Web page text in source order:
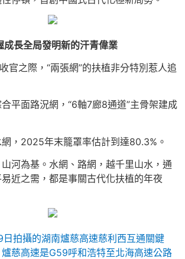
長全局發明新的汗青偉業
之際，“兩張網”的扶植非分特別惹人追
面路況網，“6軸7廊8通道”主骨架建成
2025年末籠罩率估計到達80.3%。
為基。水網、路網，越千里山水，通
近之需，都是事關古代化扶植的年夜
攝的湖南爐慈高速慈利西互通關鍵
爐慈高速是G59呼和浩特至北海高速公路